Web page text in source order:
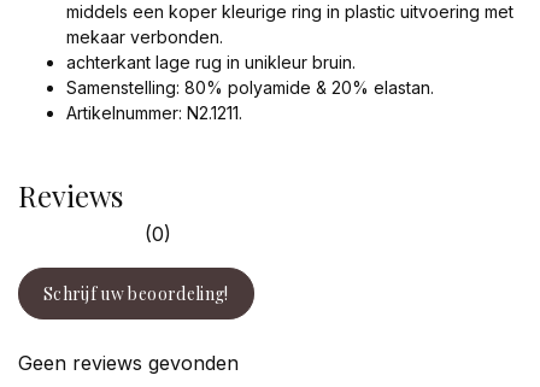
middels een koper kleurige ring in plastic uitvoering met
mekaar verbonden.
achterkant lage rug in unikleur bruin.
Samenstelling: 80% polyamide & 20% elastan.
Artikelnummer: N2.1211.
Reviews
(0)
Schrijf uw beoordeling!
Geen reviews gevonden